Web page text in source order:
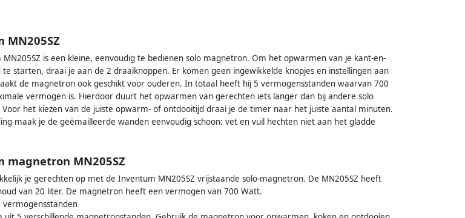
MN205SZ
is een kleine, eenvoudig te bedienen solo magnetron. Om het opwarmen van je kant-en-
starten, draai je aan de 2 draaiknoppen. Er komen geen ingewikkelde knopjes en instellingen aan
de magnetron ook geschikt voor ouderen. In totaal heeft hij 5 vermogensstanden waarvan 700
vermogen is. Hierdoor duurt het opwarmen van gerechten iets langer dan bij andere solo
het kiezen van de juiste opwarm- of ontdooitijd draai je de timer naar het juiste aantal minuten.
maak je de geëmailleerde wanden eenvoudig schoon: vet en vuil hechten niet aan het gladde
magnetron MN205SZ
je gerechten op met de Inventum MN205SZ vrijstaande solo-magnetron. De MN205SZ heeft
van 20 liter. De magnetron heeft een vermogen van 700 Watt.
vermogensstanden